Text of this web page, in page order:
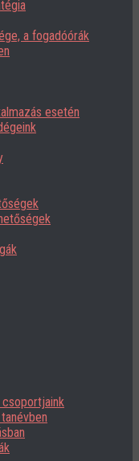
a fogadóórák
esetén
csoportjaink